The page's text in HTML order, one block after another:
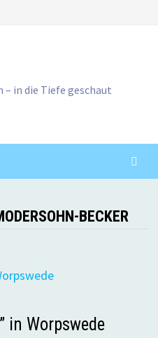
in die Tiefe geschaut
BECKER
in Worpswede